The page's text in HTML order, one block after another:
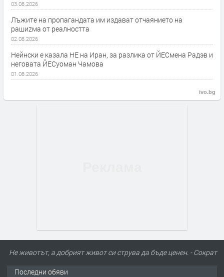
03.08.2026
Лъжите на пропагандата им издават отчаянието на
рашиzма от реалността
02.08.2026
Нейнски е казала НЕ на Иран, за разлика от ЙЕСмена Радэв и
неговата ЙЕСуоман Чамова
01.08.2026
ivo.bg
Не животът, а добрият живот си струва да бъде ценен. - Сократ
Последни обяви